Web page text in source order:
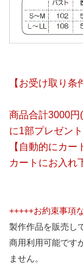
【お受け取り条
商品合計3000円
に1部プレゼント
【自動的にカ
カートにお入れ
+++++お約束事項
製作作品を販売し
商用利用可能です
ません。